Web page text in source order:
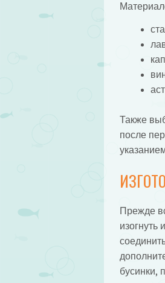
Также
после
Прежде
изогнуть
бусинки,